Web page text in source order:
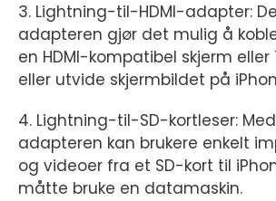
3. Lightning-til-HDMI-adapter:
adapteren gjør det mulig å
en HDMI-kompatibel skjerm eller
eller utvide skjermbildet på
4. Lightning-til-SD-kortleser:
adapteren kan brukere enkelt
og videoer fra et SD-kort til
måtte bruke en datamaskin.